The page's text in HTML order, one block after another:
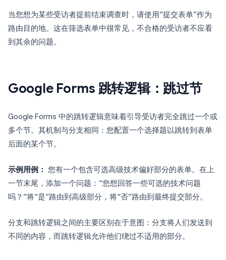
当您想为某些受访者提前结束调查时，请使用“提交表单”作为
路由目的地。这在筛选表单中很常见，不合格的受访者不应看
到其余的问题。
Google Forms 跳转逻辑：跳过节
Google Forms 中的跳转逻辑意味着引导受访者完全跳过一个或
多个节。其机制与分支相同：您配置一个选择题以跳转到表单
后面的某个节。
示例用例： 您有一个包含可选高级技术偏好部分的表单。在上
一节末尾，添加一个问题：“您想回答一些可选的技术问题
吗？”将“是”路由到高级部分，将“否”路由到最终提交部分。
分支和跳转逻辑之间的主要区别在于意图：分支将人们发送到
不同的内容，而跳转逻辑允许他们绕过不适用的部分。